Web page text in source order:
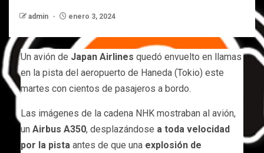
admin enero 3, 2024
Un avión de Japan Airlines quedó envuelto en llamas
en la pista del aeropuerto de Haneda (Tokio) este
martes con cientos de pasajeros a bordo.
Las imágenes de la cadena NHK mostraban al avión,
un Airbus A350, desplazándose a toda velocidad
por la pista antes de que una explosión de